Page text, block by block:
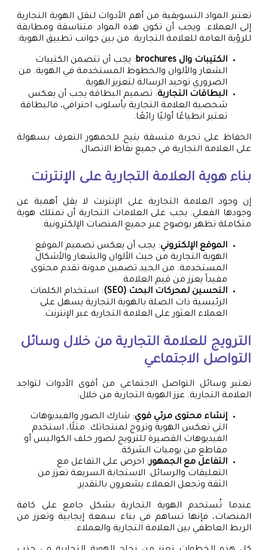
تعتبر المواد التسويقية من أهم الأدوات لنقل الهوية التجارية
إلى العملاء. ويجب أن تكون هذه المواد متناسقة ومطابقة
للرؤية العامة للعلامة التجارية. من بين جوانب تطبيق الهوية:
الكتيبات وال brochures
: يجب أن تتضمن الكتيبات
الشعار والألوان والخطوط المستخدمة في الهوية. من
الضروري توحيد الرسالة لتعزيز الهوية.
البطاقات التجارية: تصميم البطاقة يجب أن يعكس
شخصية العلامة التجارية بأسلوب احترافي، فالبطاقة
تعتبر انطباعًا أوليًا رائعًا.
الحفاظ على تجربة متسقة يتيح للجمهور التعرف بسهولة
على العلامة التجارية في جميع نقاط الاتصال.
بناء هوية العلامة التجارية على الإنترنت
إن وجود العلامة التجارية على الإنترنت لا يقل أهمية عن
وجودها الفعلي. يجب على العلامات التجارية أن تمتلك هوية
متكاملة تظهر بوضوح عبر جميع المنصات الإلكترونية.
الموقع الإلكتروني: يجب أن يعكس تصميم الموقع
الهوية التجارية من حيث الألوان والشعار والأشكال
المستخدمة. من الجيد تضمين مدونة تقدم محتوى
مفيداً يعزز من قيم العلامة.
التحسين لمحركات البحث (SEO)
: استخدام الكلمات
الرئيسية ذات الصلة بالهوية التجارية يسهل على
العملاء العثور على العلامة التجارية عبر الإنترنت.
الترويج للعلامة التجارية من خلال وسائل
التواصل الاجتماعي
تعتبر وسائل التواصل الاجتماعي من أقوى الأدوات لتواجد
العلامة التجارية. عزز الهوية التجارية من خلال:
إنشاء محتوى مرئي قوي: شارك الصور والفيديوهات
التي تعكس الهوية وتروج لمنتجاتك. مثلًا، استخدم
الفيديوهات القصيرة للترويج لصور خلف الكواليس أو
مقاطع من يوميات الشركة.
التفاعل مع الجمهور: احرص على التفاعل مع
التعليقات والرسائل. الاستجابة السريعة تعزز من
الثقة وتجعل العملاء يشعرون بالتقدير.
عندما تُستخدم الهوية التجارية بشكل جامع على كافة
المنصات، فإنها تساهم في بناء سمعة إيجابية وتعزز من
الربط العاطفي بين العلامة التجارية والعملاء.